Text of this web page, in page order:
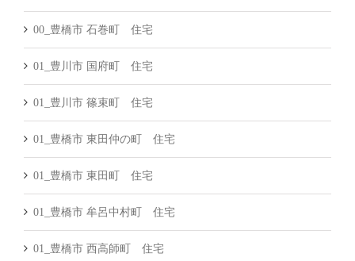
00_豊橋市 石巻町 住宅
01_豊川市 国府町 住宅
01_豊川市 篠束町 住宅
01_豊橋市 東田仲の町 住宅
01_豊橋市 東田町 住宅
01_豊橋市 牟呂中村町 住宅
01_豊橋市 西高師町 住宅